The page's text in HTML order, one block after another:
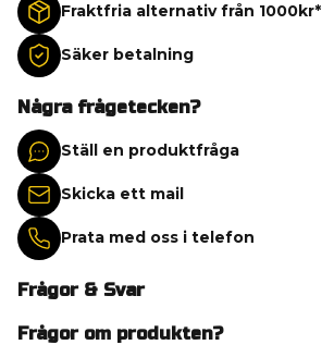
Fraktfria alternativ från 1000kr*
Säker betalning
Några frågetecken?
Ställ en produktfråga
Skicka ett mail
Prata med oss i telefon
Frågor & Svar
Frågor om produkten?